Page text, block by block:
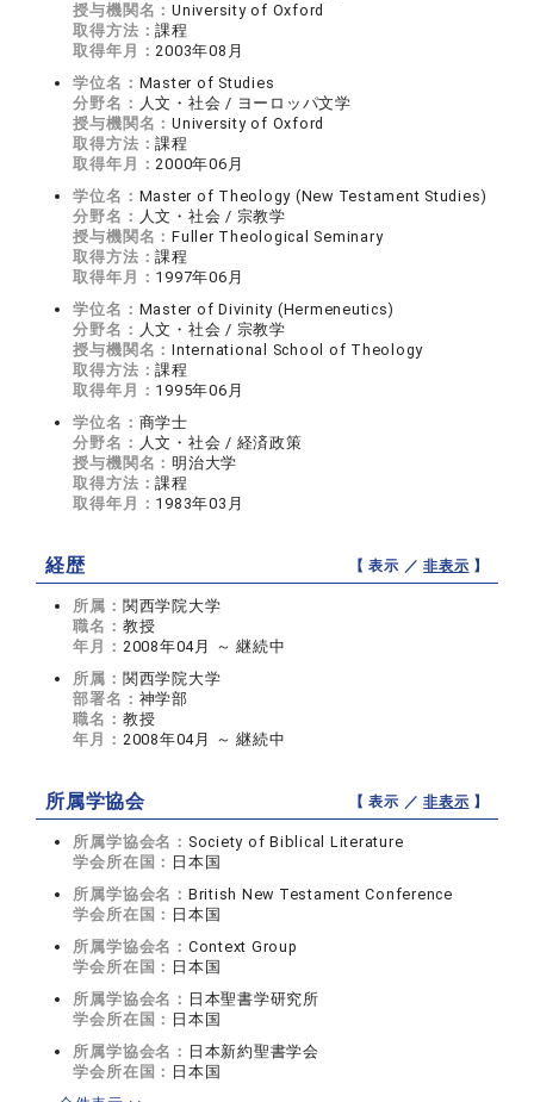
授与機関名：University of Oxford
取得方法：課程
取得年月：2003年08月
学位名： Master of Studies
分野名： 人文・社会 / ヨーロッパ文学
授与機関名：University of Oxford
取得方法：課程
取得年月：2000年06月
学位名： Master of Theology (New Testament Studies)
分野名： 人文・社会 / 宗教学
授与機関名：Fuller Theological Seminary
取得方法：課程
取得年月： 1997年06月
学位名： Master of Divinity (Hermeneutics)
分野名： 人文・社会 / 宗教学
授与機関名：International School of Theology
取得方法：課程
取得年月： 1995年06月
学位名： 商学士
分野名： 人文・社会 / 経済政策
授与機関名：明治大学
取得方法：課程
取得年月： 1983年03月
経歴 【 表示 ／非表示 】
所属： 関西学院大学
職名： 教授
年月： 2008年04月 ～ 継続中
所属： 関西学院大学
部署名： 神学部
職名： 教授
年月： 2008年04月 ～ 継続中
所属学協会 【 表示 ／非表示 】
所属学協会名： Society of Biblical Literature
学会所在国： 日本国
所属学協会名： British New Testament Conference
学会所在国： 日本国
所属学協会名： Context Group
学会所在国： 日本国
所属学協会名： 日本聖書学研究所
学会所在国： 日本国
所属学協会名： 日本新約聖書学会
学会所在国： 日本国